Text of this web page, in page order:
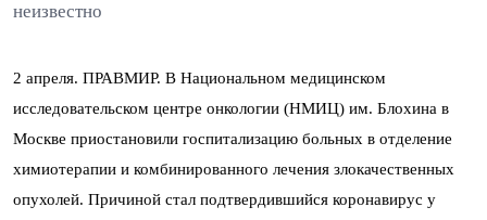
неизвестно
2 апреля. ПРАВМИР. В Национальном медицинском
исследовательском центре онкологии (НМИЦ) им. Блохина в
Москве приостановили госпитализацию больных в отделение
химиотерапии и комбинированного лечения злокачественных
опухолей. Причиной стал подтвердившийся коронавирус у